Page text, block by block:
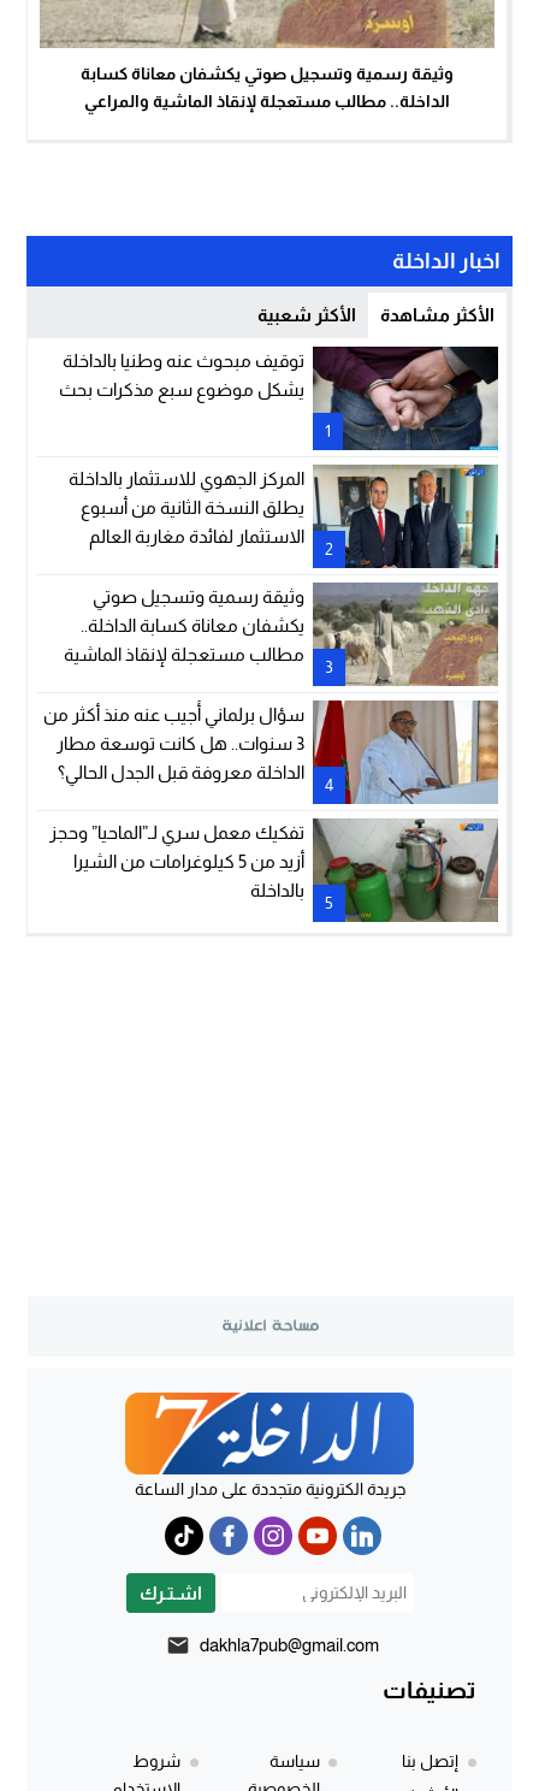
وثيقة رسمية وتسجيل صوتي يكشفان معاناة كسابة
الداخلة.. مطالب مستعجلة لإنقاذ الماشية والمراعي
اخبار الداخلة
الأكثر مشاهدة الأكثر شعبية
1
توقيف مبحوث عنه وطنيا بالداخلة
يشكل موضوع سبع مذكرات بحث
2
المركز الجهوي للاستثمار بالداخلة
يطلق النسخة الثانية من أسبوع
الاستثمار لفائدة مغاربة العالم
3
وثيقة رسمية وتسجيل صوتي
يكشفان معاناة كسابة الداخلة..
مطالب مستعجلة لإنقاذ الماشية
4
سؤال برلماني أُجيب عنه منذ أكثر من
3 سنوات.. هل كانت توسعة مطار
الداخلة معروفة قبل الجدل الحالي؟
5
تفكيك معمل سري لـ”الماحيا” وحجز
أزيد من 5 كيلوغرامات من الشيرا
بالداخلة
جريدة الكترونية متجددة على مدار الساعة
اشـتـرك
dakhla7pub@gmail.com
تصنيفات
إتصل بنا
سياسة
شروط